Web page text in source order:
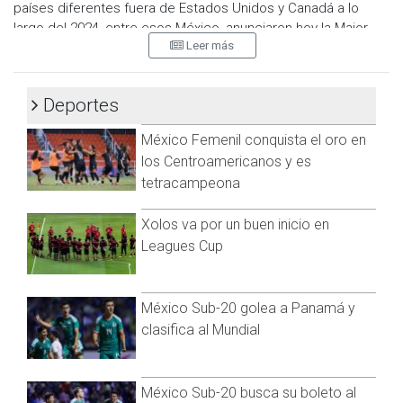
países diferentes fuera de Estados Unidos y Canadá a lo
largo del 2024, entre esos México, anunciaron hoy la Major
League Baseball y la Asociación de Jugadores de la MLB.
el año próximo. Una de dos duelos está prevista para el 8 y 9
de junio, entre los Nueva York Mets y Philadelphia Phillies.
Los Ángeles Dodgers y los San Diego Padres disputarán sus
primeros encuentros de la próxima campaña regular en
Corea del Sur, al enfrentarse en una serie inédita en Seúl el
20 y 21 de marzo.
Será la novena vez que las Grandes Ligas realicen un juego
internacional para inaugurar su campaña. Lo hicieron en 1999
2012 y 2019, mientras que San Juan, Puerto Rico, recibió el
encuentro de 2021 y Sydney, Australia, hizo lo propio en 2014.
Mientras que los Boston Red Sox y los Tampa Bay Rays
disputarán juegos de pretemporada en Santo Domingo,
República Dominicana, el 9 y 10 de marzo.
Leer más
Deportes
México Femenil conquista el oro en
los Centroamericanos y es
tetracampeona
Xolos va por un buen inicio en
Leagues Cup
México Sub-20 golea a Panamá y
clasifica al Mundial
México Sub-20 busca su boleto al